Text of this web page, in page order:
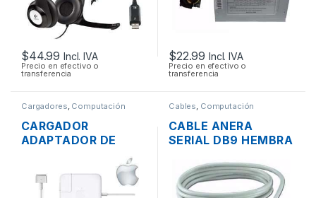
$44.99 Incl. IVA
Precio en efectivo o
transferencia
$22.99 Incl. IVA
Precio en efectivo o
transferencia
Cargadores Computación
CARGADOR
ADAPTADOR DE
LAPTOP MAC APPLE
MAGSAFE 2 16.5V
Cables Computación
CABLE ANERA
SERIAL DB9 HEMBRA
MACHO 1.8MTS